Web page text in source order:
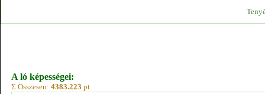
A ló képességei:
Σ Összesen: 4383.223 pt